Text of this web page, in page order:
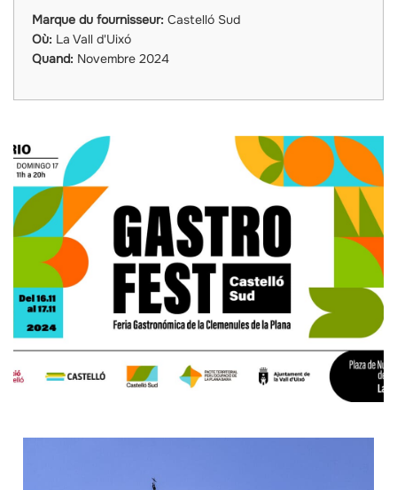
Marque du fournisseur: Castelló Sud
Où: La Vall d'Uixó
Quand: Novembre 2024